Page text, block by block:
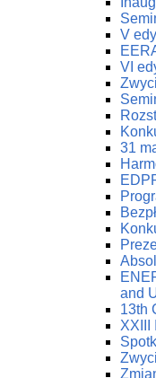
V
VI
31
and
13th
XXIII